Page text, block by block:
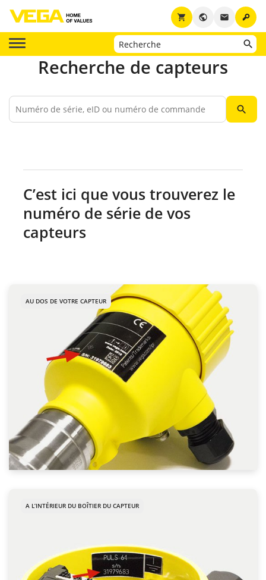
key
email
public
shopping_cart
Recherche de capteurs
search
C’est ici que vous trouverez le
numéro de série de vos
capteurs
AU DOS DE VOTRE CAPTEUR
A L’INTÉRIEUR DU BOÎTIER DU CAPTEUR